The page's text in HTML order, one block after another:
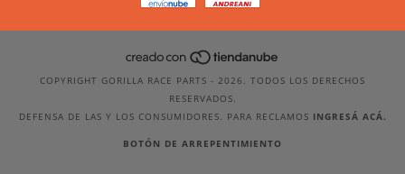
COPYRIGHT GORILLA RACE PARTS - 2026. TODOS LOS DERECHOS
RESERVADOS.
DEFENSA DE LAS Y LOS CONSUMIDORES. PARA RECLAMOS INGRESÁ ACÁ.
BOTÓN DE ARREPENTIMIENTO